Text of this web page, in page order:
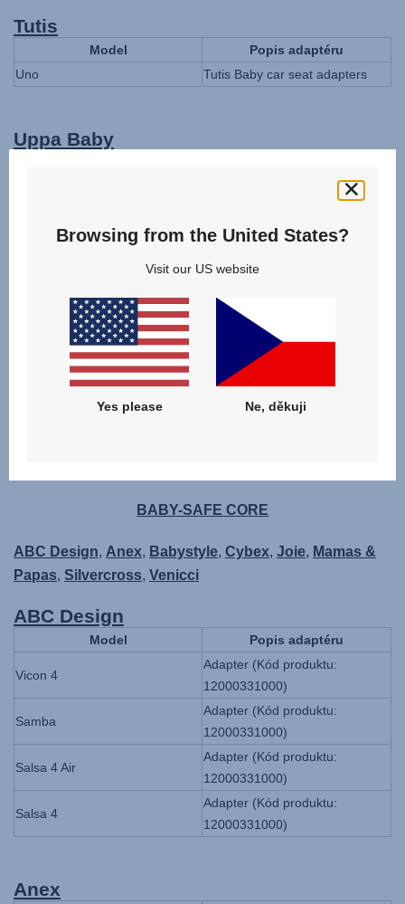
Tutis
Model
Popis adaptéru
Uno
Tutis Baby car seat adapters
Uppa Baby
Ridge V2
Ridge adapter
Vista upper adapter, Vista lower
BABY-SAFE CORE
ABC Design, Anex, Babystyle, Cybex, Joie, Mamas &
Papas, Silvercross, Venicci
ABC Design
Model Popis adaptéru
Vicon 4
Adapter (Kód produktu:
12000331000)
Samba
Adapter (Kód produktu:
12000331000)
Salsa 4 Air
Adapter (Kód produktu:
12000331000)
Salsa 4
Adapter (Kód produktu:
12000331000)
Anex
Browsing from the United States?
Visit our US website
Yes please Ne, děkuji